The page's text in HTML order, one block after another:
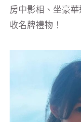
房中影相、坐豪
收名牌禮物！